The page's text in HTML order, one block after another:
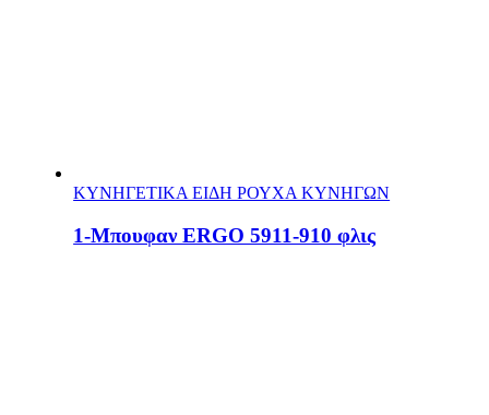
ΚΥΝΗΓΕΤΙΚΑ ΕΙΔΗ ΡΟΥΧΑ ΚΥΝΗΓΩΝ
1-Μπουφαν ERGO 5911-910 φλις